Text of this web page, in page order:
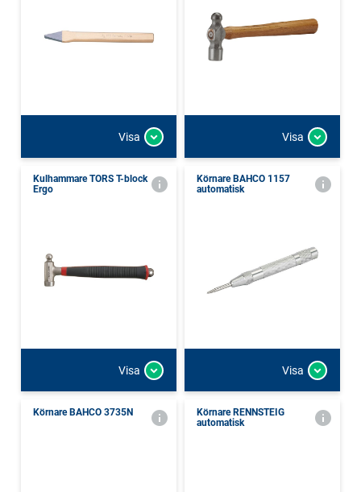
Visa Visa
Kulhammare TORS T-block
Ergo
Visa
Körnare BAHCO 1157
automatisk
Visa
Körnare BAHCO 3735N
Körnare RENNSTEIG
automatisk